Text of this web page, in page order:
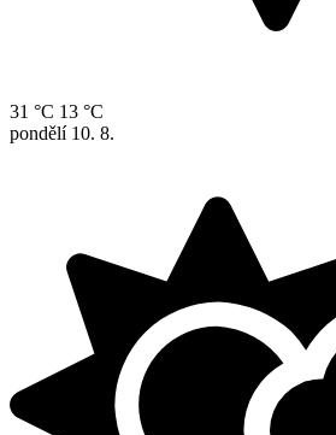
31 °C 13 °C
pondělí 10. 8.